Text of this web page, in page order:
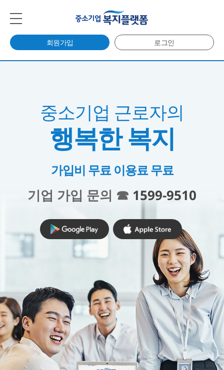
회원가입 로그인
중소기업 근로자의
행복한 복지
가입비 무료 이용료 무료
기업 가입 문의 ☎ 1599-9510